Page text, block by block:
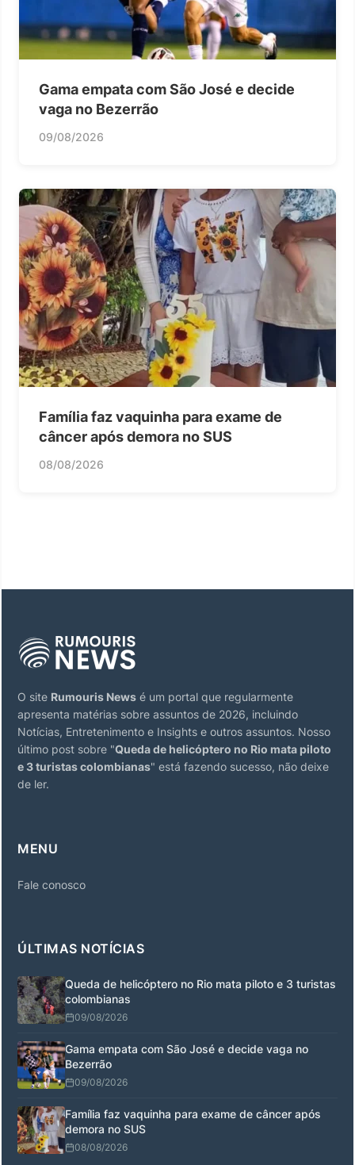
Gama empata com São José e decide
vaga no Bezerrão
09/08/2026
Família faz vaquinha para exame de
câncer após demora no SUS
08/08/2026
O site Rumouris News é um portal que regularmente
apresenta matérias sobre assuntos de 2026, incluindo
Notícias, Entretenimento e Insights e outros assuntos. Nosso
último post sobre "Queda de helicóptero no Rio mata piloto
e 3 turistas colombianas" está fazendo sucesso, não deixe
de ler.
MENU
Fale conosco
ÚLTIMAS NOTÍCIAS
Queda de helicóptero no Rio mata piloto e 3 turistas
colombianas
09/08/2026
Gama empata com São José e decide vaga no
Bezerrão
09/08/2026
Família faz vaquinha para exame de câncer após
demora no SUS
08/08/2026